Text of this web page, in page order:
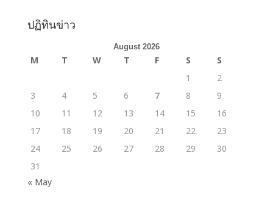
ปฏิทินข่าว
August 2026
M T W T F S
S
1
2
3
4 5 6 7 8
9
10
11 12 13 14 15
16
17
18 19 20 21 22
23
24
25 26 27 28 29
30
31
« May